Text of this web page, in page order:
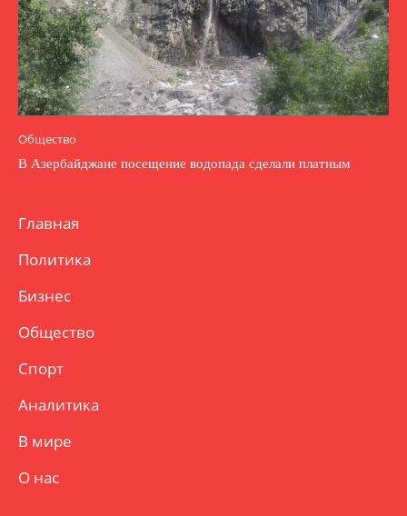
Общество
В Азербайджане посещение водопада сделали платным
Главная
Политика
Бизнес
Общество
Спорт
Аналитика
В мире
О нас